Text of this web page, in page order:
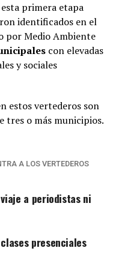
primera etapa
identificados en el
por Medio Ambiente
con elevadas
y sociales
estos vertederos son
tres o más municipios.
A LOS VERTEDEROS
a periodistas ni
presenciales